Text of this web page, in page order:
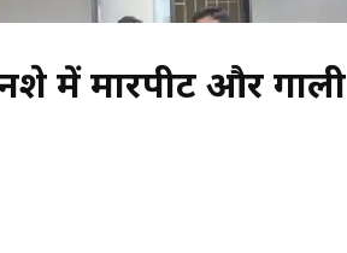
नशे में मारपीट और गाली